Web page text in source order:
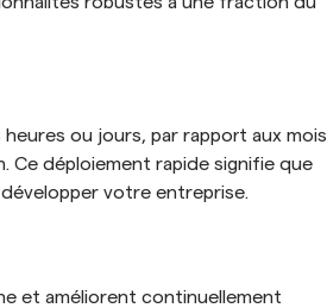
ou jours, par rapport aux mois
Ce déploiement rapide signifie que
votre entreprise.
et améliorent continuellement